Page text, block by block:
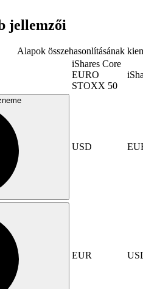
jellemzői
Alapok összehasonlításának
iShares Core
EURO
STOXX 50
USD
EUR